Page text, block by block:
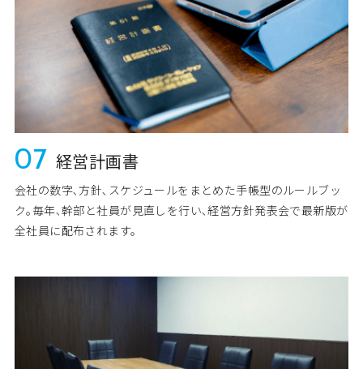
07 経営計画書
会社の数字､方針､スケジュールをまとめた手帳型のルールブッ
ク｡毎年､幹部と社員が見直しを行い､経営方針発表会で最新版が
全社員に配布されます。